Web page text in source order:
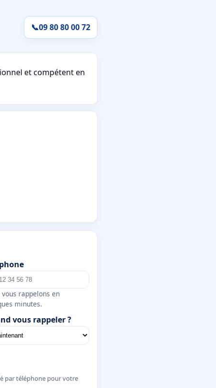
📞09 80 80 00 72
et compétent en
vous rappelons en
minutes.
vous rappeler ?
par téléphone pour votre